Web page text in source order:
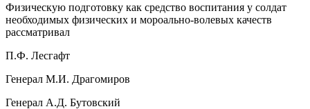
Физическую подготовку как средство воспитания у солдат
необходимых физических и мороально-волевых качеств
рассматривал
П.Ф. Лесгафт
Генерал М.И. Драгомиров
Генерал А.Д. Бутовский